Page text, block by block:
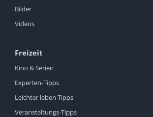
Bilder
Videos
Freizeit
Kino & Serien
Experten-Tipps
Leichter leben Tipps
Veranstaltungs-Tipps